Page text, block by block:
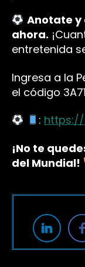
Anotate y
ahora.
entretenida
Ingresa a la
el código
: https://
¡No te
del Mundial!